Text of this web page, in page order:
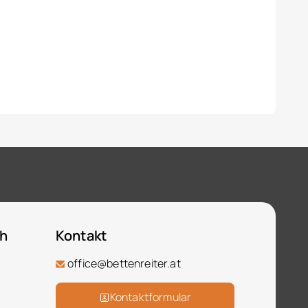
Kontakt
office@bettenreiter.at
Kontaktformular